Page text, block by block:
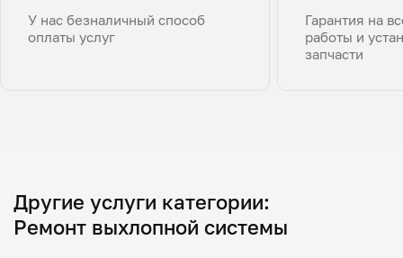
У нас безналичный способ
оплаты услуг
Гарантия на
работы и
запчасти
Другие услуги категории:
Ремонт выхлопной системы